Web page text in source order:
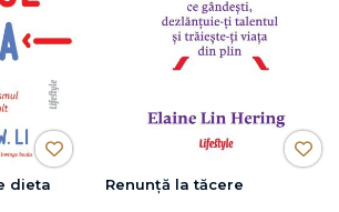
dieta Renunță la tăcere